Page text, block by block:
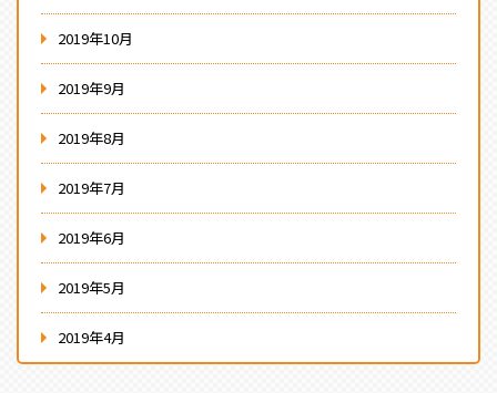
2019年10月
2019年9月
2019年8月
2019年7月
2019年6月
2019年5月
2019年4月